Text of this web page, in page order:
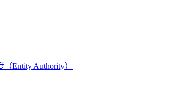
Entity Authority）